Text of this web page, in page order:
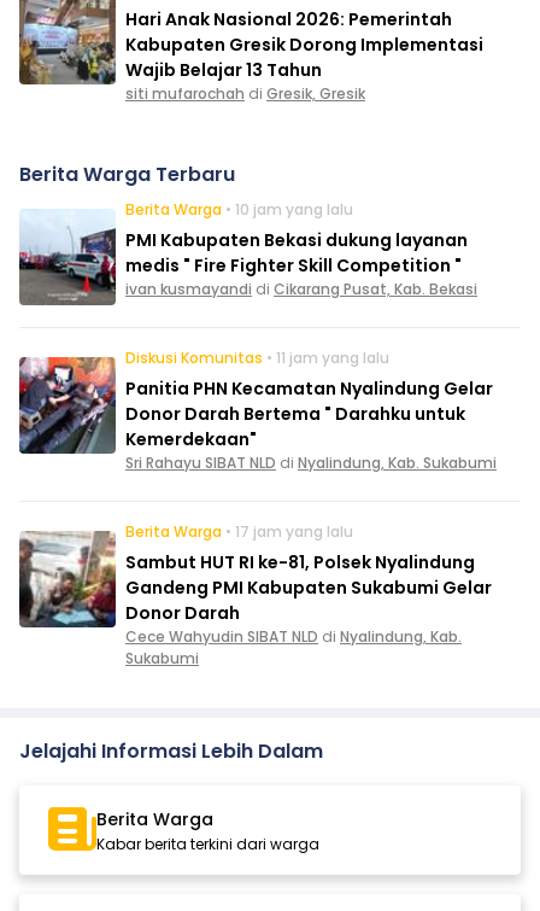
Hari Anak Nasional 2026: Pemerintah
Kabupaten Gresik Dorong Implementasi
Wajib Belajar 13 Tahun
siti mufarochah di Gresik, Gresik
Berita Warga Terbaru
Berita Warga • 10 jam yang lalu
PMI Kabupaten Bekasi dukung layanan
medis " Fire Fighter Skill Competition "
ivan kusmayandi di Cikarang Pusat, Kab. Bekasi
Diskusi Komunitas • 11 jam yang lalu
Panitia PHN Kecamatan Nyalindung Gelar
Donor Darah Bertema " Darahku untuk
Kemerdekaan"
Sri Rahayu SIBAT NLD di Nyalindung, Kab. Sukabumi
Berita Warga • 17 jam yang lalu
Sambut HUT RI ke-81, Polsek Nyalindung
Gandeng PMI Kabupaten Sukabumi Gelar
Donor Darah
Cece Wahyudin SIBAT NLD di Nyalindung, Kab.
Sukabumi
Jelajahi Informasi Lebih Dalam
Berita Warga
Kabar berita terkini dari warga